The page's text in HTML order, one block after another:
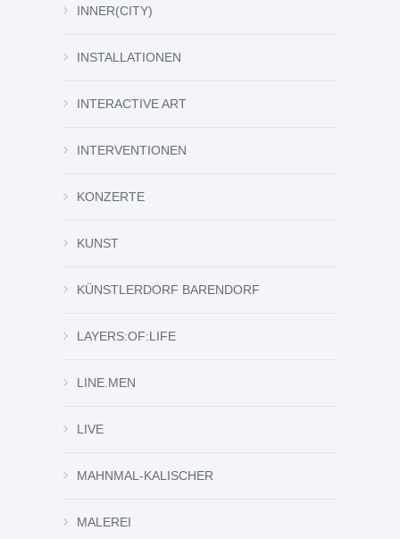
INNER(CITY)
INSTALLATIONEN
INTERACTIVE ART
INTERVENTIONEN
KONZERTE
KUNST
KÜNSTLERDORF BARENDORF
LAYERS:OF:LIFE
LINE.MEN
LIVE
MAHNMAL-KALISCHER
MALEREI